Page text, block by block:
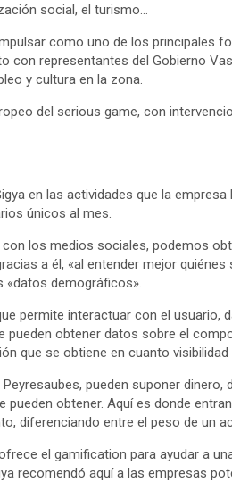
social, el turismo…
como uno de los principales
representantes del Gobierno
y cultura en la zona.
del serious game, con
en las actividades que la
únicos al mes.
los medios sociales, podemos
a él, «al entender mejor
«datos demográficos».
permite interactuar con el usuario,
pueden obtener datos sobre el
que se obtiene en cuanto
pueden suponer
obtener. Aquí es donde
diferenciando entre el peso de un
el gamification para ayudar a
recomendó aquí a las empresas